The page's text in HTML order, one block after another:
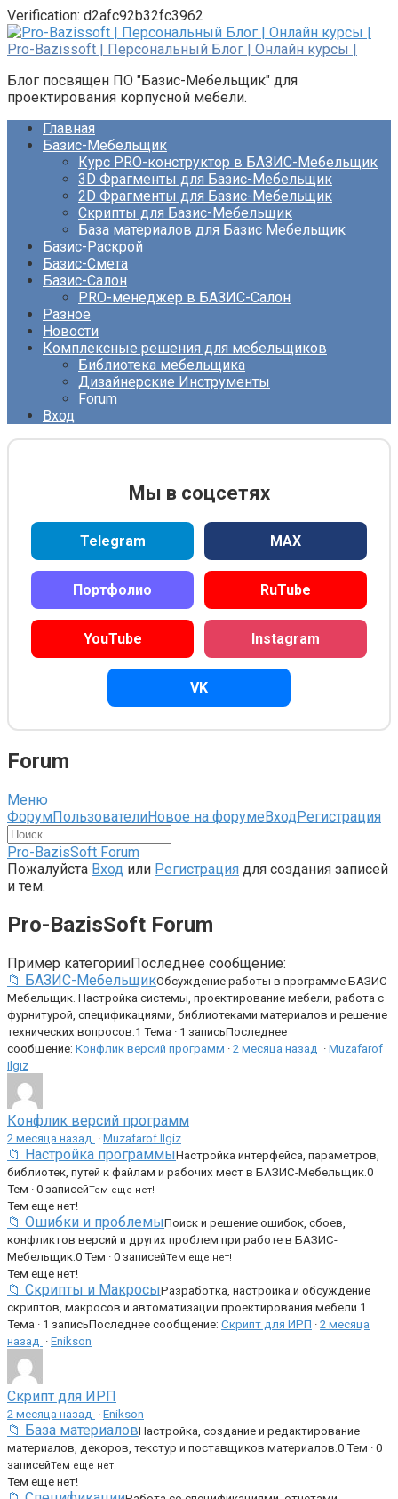
Verification: d2afc92b32fc3962
Перейти
к
Pro-Bazissoft | Персональный Блог | Онлайн курсы |
Блог посвящен ПО "Базис-Мебельщик" для
проектирования корпусной мебели.
Главная
Базис-Мебельщик
Курс PRO-конструктор в БАЗИС-Мебельщик
3D Фрагменты для Базис-Мебельщик
2D Фрагменты для Базис-Мебельщик
Скрипты для Базис-Мебельщик
База материалов для Базис Мебельщик
Базис-Раскрой
Базис-Смета
Базис-Салон
PRO-менеджер в БАЗИС-Салон
Разное
Новости
Комплексные решения для мебельщиков
Библиотека мебельщика
Дизайнерские Инструменты
Forum
Вход
Мы в соцсетях
Telegram MAX
Портфолио RuTube
YouTube Instagram
VK
Forum
Меню
Навигация
Форума
ФорумПользователиНовое на форумеВходРегистрация
Форум
breadcrumbs
-
здесь:
Pro-BazisSoft Forum
Пожалуйста Вход или Регистрация для создания записей
и тем.
Pro-BazisSoft Forum
Пример категорииПоследнее сообщение:
📁 БАЗИС-МебельщикОбсуждение работы в программе БАЗИС-
Мебельщик. Настройка системы, проектирование мебели, работа с
фурнитурой, спецификациями, библиотеками материалов и решение
технических вопросов. 1 Тема · 1 записьПоследнее
сообщение: Конфлик версий программ · 2 месяца назад · Muzafarof
Ilgiz
Конфлик версий программ
2 месяца назад · Muzafarof Ilgiz
📁 Настройка программыНастройка интерфейса, параметров,
библиотек, путей к файлам и рабочих мест в БАЗИС-Мебельщик. 0
Тем · 0 записейТем еще нет!
Тем еще нет!
📁 Ошибки и проблемыПоиск и решение ошибок, сбоев,
конфликтов версий и других проблем при работе в БАЗИС-
Мебельщик. 0 Тем · 0 записейТем еще нет!
Тем еще нет!
📁 Скрипты и МакросыРазработка, настройка и обсуждение
скриптов, макросов и автоматизации проектирования мебели. 1
Тема · 1 записьПоследнее сообщение: Скрипт для ИРП · 2 месяца
назад · Enikson
Скрипт для ИРП
2 месяца назад · Enikson
📁 База материаловНастройка, создание и редактирование
материалов, декоров, текстур и поставщиков материалов. 0 Тем · 0
записейТем еще нет!
Тем еще нет!